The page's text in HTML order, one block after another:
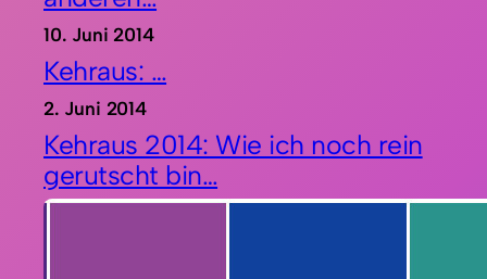
10. Juni 2014
Kehraus: …
2. Juni 2014
Kehraus 2014: Wie ich noch rein
gerutscht bin…